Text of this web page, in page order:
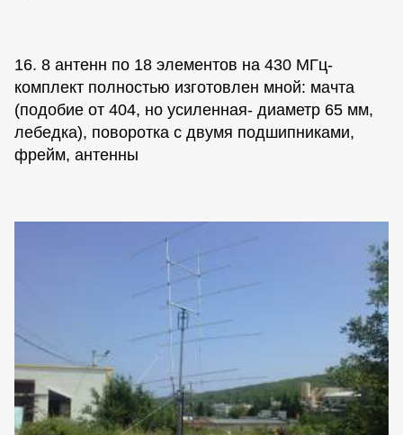
16. 8 антенн по 18 элементов на 430 МГц-
комплект полностью изготовлен мной: мачта
(подобие от 404, но усиленная- диаметр 65 мм,
лебедка), поворотка с двумя подшипниками,
фрейм, антенны